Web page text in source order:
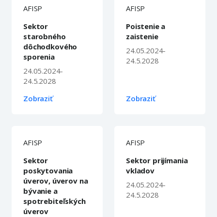
AFISP
Sektor
starobného
dôchodkového
sporenia
24.05.2024-
24.5.2028
Zobraziť
AFISP
Poistenie a
zaistenie
24.05.2024-
24.5.2028
Zobraziť
AFISP
Sektor
poskytovania
úverov, úverov na
bývanie a
spotrebiteľských
úverov
AFISP
Sektor prijímania
vkladov
24.05.2024-
24.5.2028